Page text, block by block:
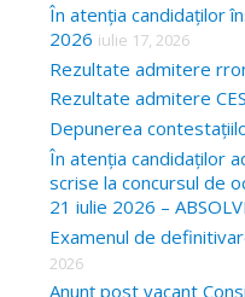
În atenția candidaților
2026 iulie 17, 2026
Rezultate admitere
Rezultate admitere CES
Depunerea
În atenția candidaților
scrise la concursul de
21 iulie 2026 –
Examenul de
2026
Anunț post vacant